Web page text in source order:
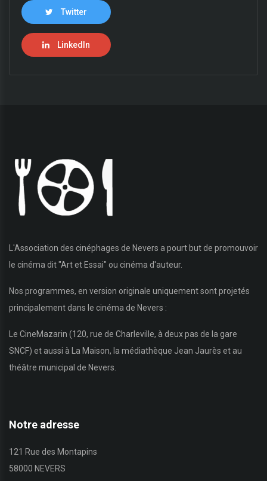
Twitter
LinkedIn
L'Association des cinéphages de Nevers a pourt but de promouvoir
le cinéma dit "Art et Essai" ou cinéma d'auteur.
Nos programmes, en version originale uniquement sont projetés
principalement dans le cinéma de Nevers :
Le CineMazarin (120, rue de Charleville, à deux pas de la gare
SNCF) et aussi à La Maison, la médiathèque Jean Jaurès et au
théâtre municipal de Nevers.
Notre adresse
121 Rue des Montapins
58000 NEVERS